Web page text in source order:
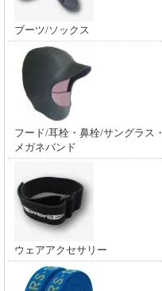
ブーツ/ソックス
フード/耳栓・鼻栓/サングラス・
メガネバンド
ウェアアクセサリー